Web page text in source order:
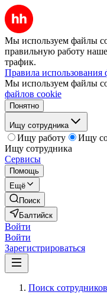
Мы используем файлы
правильную работу
трафик.
Правила использования
Мы используем файлы
файлов cookie
Понятно
Ищу сотрудника
Ищу работу
Ищу
Ищу сотрудника
Сервисы
Помощь
Ещё
Поиск
Балтийск
Войти
Войти
Зарегистрироваться
Поиск